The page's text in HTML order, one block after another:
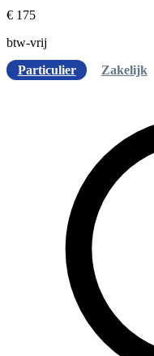
€ 175
btw-vrij
Particulier
Zakelijk